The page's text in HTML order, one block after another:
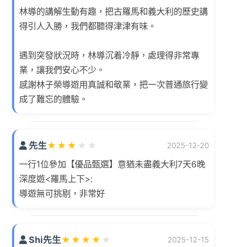
林導的講解生動有趣，把古羅馬和義大利的歷史講
得引人入勝，我們都聽得津津有味。
遇到突發狀況時，林導沉着冷靜，處理得非常專
業，讓我們安心不少。
感謝林子榮導遊用真誠和敬業，把一次普通旅行變
成了難忘的體驗。
先生★ ★ ★ ★ ★ 2025-12-20
一行1位參加【優品甄選】意猶未盡義大利7天6晚
深度遊<羅馬上下>:
導遊無可挑剔，非常好
Shi先生★ ★ ★ ★ ★ 2025-12-15